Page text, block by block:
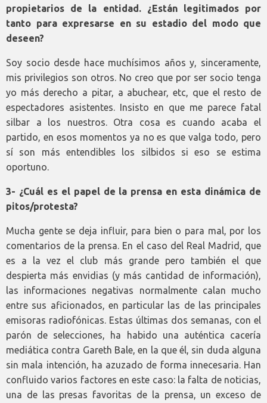
propietarios de la entidad. ¿Están legitimados por
tanto para expresarse en su estadio del modo que
deseen?
Soy socio desde hace muchísimos años y, sinceramente,
mis privilegios son otros. No creo que por ser socio tenga
yo más derecho a pitar, a abuchear, etc, que el resto de
espectadores asistentes. Insisto en que me parece fatal
silbar a los nuestros. Otra cosa es cuando acaba el
partido, en esos momentos ya no es que valga todo, pero
sí son más entendibles los silbidos si eso se estima
oportuno.
3- ¿Cuál es el papel de la prensa en esta dinámica de
pitos/protesta?
Mucha gente se deja influir, para bien o para mal, por los
comentarios de la prensa. En el caso del Real Madrid, que
es a la vez el club más grande pero también el que
despierta más envidias (y más cantidad de información),
las informaciones negativas normalmente calan mucho
entre sus aficionados, en particular las de las principales
emisoras radiofónicas. Estas últimas dos semanas, con el
parón de selecciones, ha habido una auténtica cacería
mediática contra Gareth Bale, en la que él, sin duda alguna
sin mala intención, ha azuzado de forma innecesaria. Han
confluido varios factores en este caso: la falta de noticias,
una de las presas favoritas de la prensa, un exceso de